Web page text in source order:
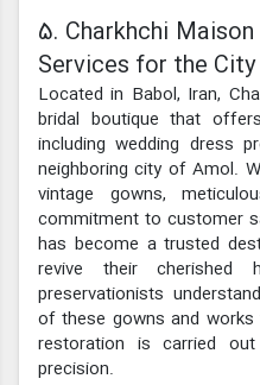
5. Charkhchi
Services for the
Located in Babol, Iran,
bridal boutique that
including wedding dress
neighboring city of Amol.
vintage gowns,
commitment to customer
has become a trusted
revive their cherished
preservationists
of these gowns and
restoration is carried
precision.